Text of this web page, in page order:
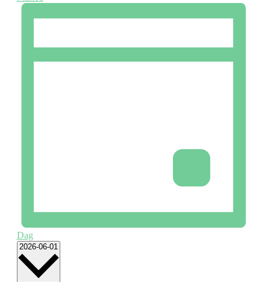
Dag
2026-06-01 Vælg